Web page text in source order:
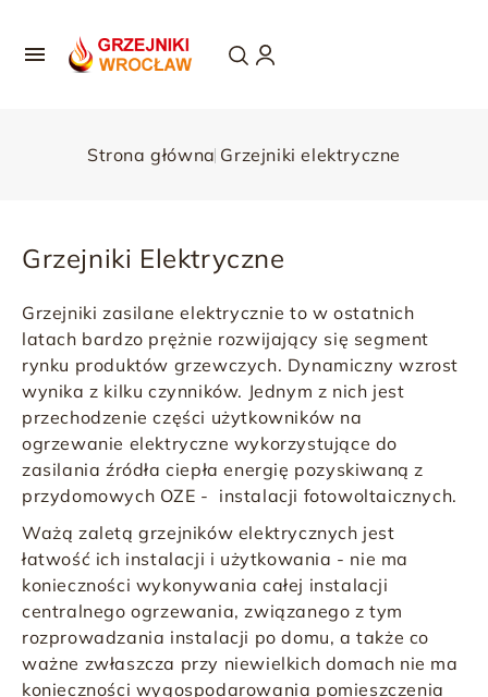

Strona główna Grzejniki elektryczne
Grzejniki Elektryczne
Grzejniki zasilane elektrycznie to w ostatnich
latach bardzo prężnie rozwijający się segment
rynku produktów grzewczych. Dynamiczny wzrost
wynika z kilku czynników. Jednym z nich jest
przechodzenie części użytkowników na
ogrzewanie elektryczne wykorzystujące do
zasilania źródła ciepła energię pozyskiwaną z
przydomowych OZE - instalacji fotowoltaicznych.
Ważą zaletągrzejników elektrycznych jest
łatwość ich instalacji i użytkowania - nie ma
konieczności wykonywania całej instalacji
centralnego ogrzewania, związanego z tym
rozprowadzania instalacji po domu, a także co
ważne zwłaszcza przy niewielkich domach nie ma
konieczności wygospodarowania pomieszczenia